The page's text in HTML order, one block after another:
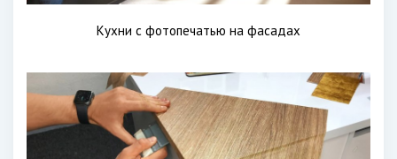
Кухни с фотопечатью на фасадах